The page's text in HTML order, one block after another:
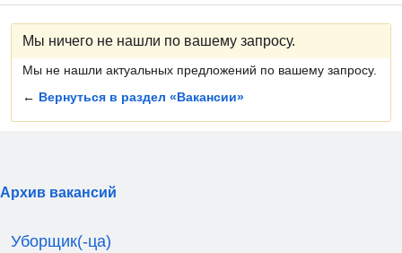
Мы ничего не нашли по вашему запросу.
Мы не нашли актуальных предложений по вашему запросу.
← Вернуться в раздел «Вакансии»
Архив вакансий
Уборщик(-ца)